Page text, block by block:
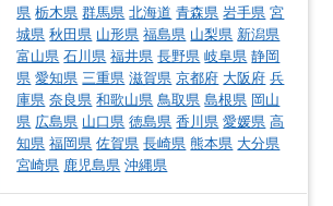
県 栃木県 群馬県 北海道 青森県 岩手県 宮
城県 秋田県 山形県 福島県 山梨県 新潟県
富山県 石川県 福井県 長野県 岐阜県 静岡
県 愛知県 三重県 滋賀県 京都府 大阪府 兵
庫県 奈良県 和歌山県 鳥取県 島根県 岡山
県 広島県 山口県 徳島県 香川県 愛媛県 高
知県 福岡県 佐賀県 長崎県 熊本県 大分県
宮崎県 鹿児島県 沖縄県